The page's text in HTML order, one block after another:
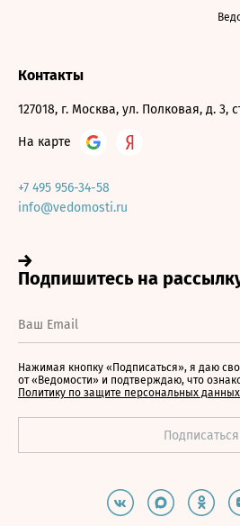
Контакты
127018, г. Москва, ул. Полковая, д. 3,
На карте
+7 495 956-34-58
info@vedomosti.ru
Нажимая кнопку «Подписаться», я даю
от «Ведомости» и подтверждаю, что
Политику по защите персональных данных